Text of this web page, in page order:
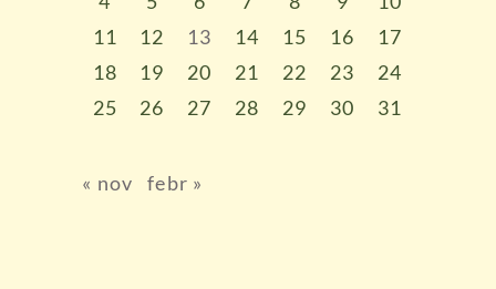
11
12 13 14 15 16
17
18
19 20 21 22 23
24
25
26 27 28 29 30 31
« nov febr »